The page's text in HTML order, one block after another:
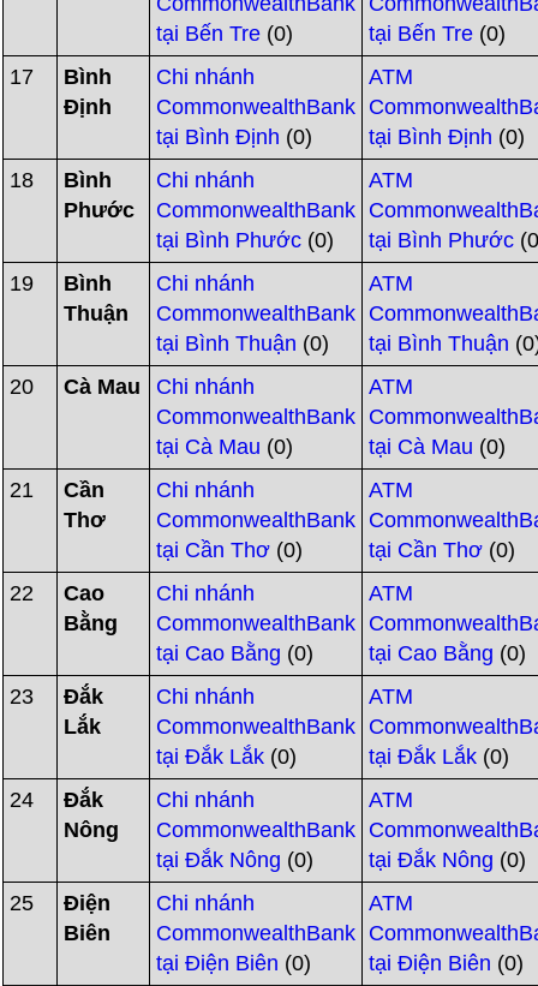
tại Bến Tre (0)
tại Bến Tre (0)
17
Bình
Định
Chi nhánh
CommonwealthBank
tại Bình Định (0)
ATM
tại Bình Định (0)
18
Bình
Phước
Chi nhánh
CommonwealthBank
tại Bình Phước (0)
ATM
tại Bình Phước
19
Bình
Thuận
Chi nhánh
CommonwealthBank
tại Bình Thuận (0)
ATM
tại Bình Thuận
20
Cà Mau
Chi nhánh
CommonwealthBank
tại Cà Mau (0)
ATM
tại Cà Mau (0)
21
Cần
Thơ
Chi nhánh
CommonwealthBank
tại Cần Thơ (0)
ATM
tại Cần Thơ (0)
22
Cao
Bằng
Chi nhánh
CommonwealthBank
tại Cao Bằng (0)
ATM
tại Cao Bằng (0)
23
Đắk
Lắk
Chi nhánh
CommonwealthBank
tại Đắk Lắk (0)
ATM
tại Đắk Lắk (0)
24
Đắk
Nông
Chi nhánh
CommonwealthBank
tại Đắk Nông (0)
ATM
tại Đắk Nông (0)
25
Điện
Biên
Chi nhánh
CommonwealthBank
tại Điện Biên (0)
ATM
tại Điện Biên (0)